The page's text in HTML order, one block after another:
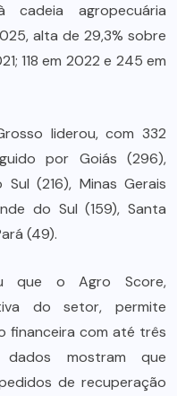
cadeia agropecuária
alta de 29,3% sobre
118 em 2022 e 245 em
liderou, com 332
por Goiás (296),
(216), Minas Gerais
do Sul (159), Santa
(49).
que o Agro Score,
do setor, permite
financeira com até três
mostram que
de recuperação